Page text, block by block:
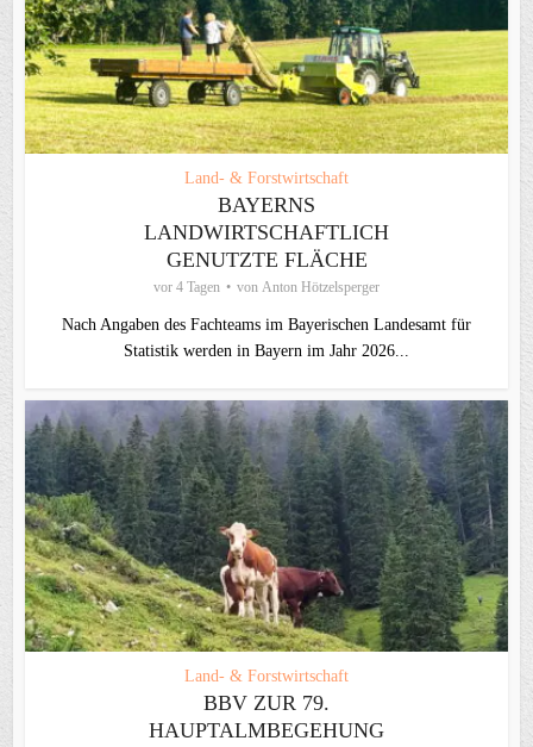
Land- & Forstwirtschaft
BAYERNS
LANDWIRTSCHAFTLICH
GENUTZTE FLÄCHE
vor 4 Tagen von Anton Hötzelsperger
Nach Angaben des Fachteams im Bayerischen Landesamt für
Statistik werden in Bayern im Jahr 2026...
Land- & Forstwirtschaft
BBV ZUR 79.
HAUPTALMBEGEHUNG